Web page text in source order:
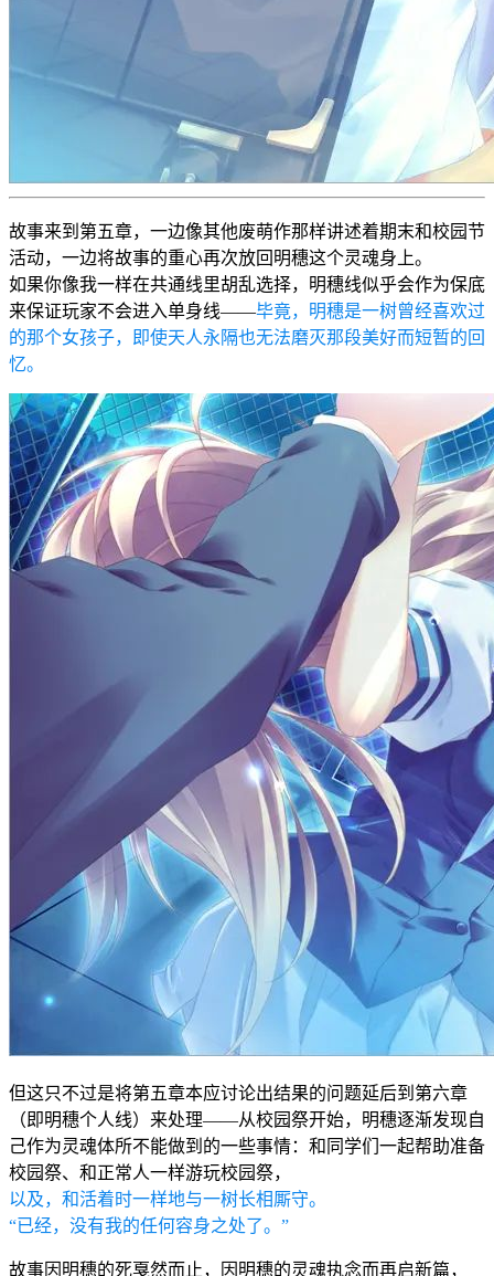
故事来到第五章，一边像其他废萌作那样讲述着期末和校园节
活动，一边将故事的重心再次放回明穗这个灵魂身上。
如果你像我一样在共通线里胡乱选择，明穗线似乎会作为保底
来保证玩家不会进入单身线——毕竟，明穗是一树曾经喜欢过
的那个女孩子，即使天人永隔也无法磨灭那段美好而短暂的回
忆。
但这只不过是将第五章本应讨论出结果的问题延后到第六章
（即明穗个人线）来处理——从校园祭开始，明穗逐渐发现自
己作为灵魂体所不能做到的一些事情：和同学们一起帮助准备
校园祭、和正常人一样游玩校园祭，
以及，和活着时一样地与一树长相厮守。
“已经，没有我的任何容身之处了。”
故事因明穗的死戛然而止，因明穗的灵魂执念而再启新篇，